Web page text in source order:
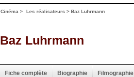
Cinéma > Les réalisateurs > Baz Luhrmann
Baz Luhrmann
Fiche complète Biographie Filmographie